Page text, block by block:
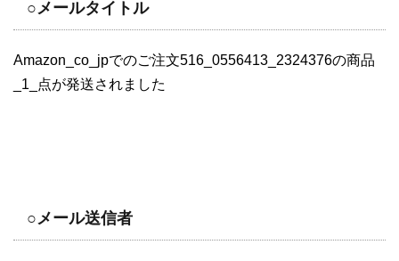
○メールタイトル
Amazon_co_jpでのご注文516_0556413_2324376の商品
_1_点が発送されました
○メール送信者